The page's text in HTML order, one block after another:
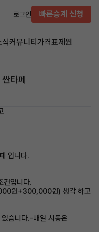
로그인 빠른승계 신청
식커뮤니티 가격표제원
타페
입니다.
건입니다.
원+300,000원) 생각 하고
습니다.-매일 시동은